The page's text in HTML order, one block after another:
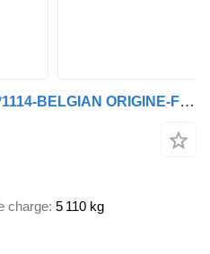
Mercedes-Benz Ecoliner **1114-BELGIAN ORIGINE-FULL STEEL**
charge 5 110 kg